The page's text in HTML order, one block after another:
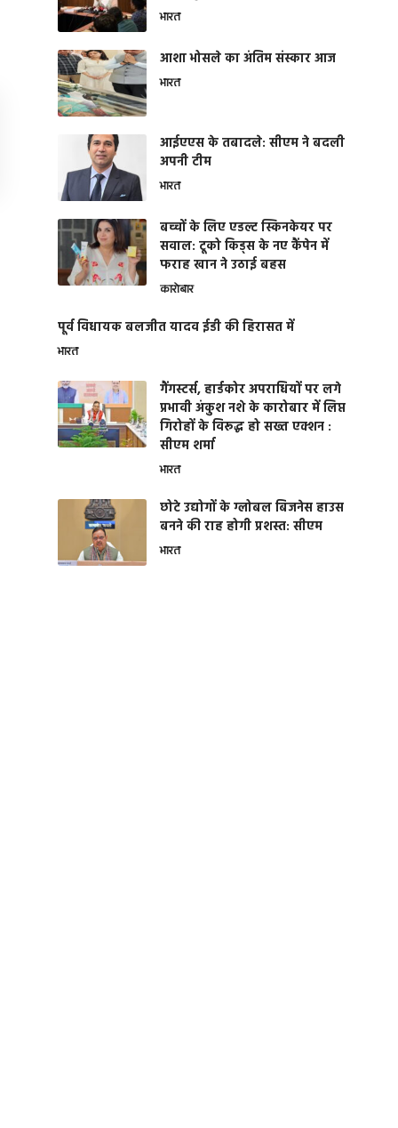
भारत
आशा भोसले का अंतिम संस्कार आज
भारत
आईएएस के तबादले: सीएम ने बदली
अपनी टीम
भारत
बच्चों के लिए एडल्ट स्किनकेयर पर
सवाल: टूको किड्स के नए कैंपेन में
फराह खान ने उठाई बहस
कारोबार
पूर्व विधायक बलजीत यादव ईडी की हिरासत में
भारत
गैंगस्टर्स, हार्डकोर अपराधियों पर लगे
प्रभावी अंकुश नशे के कारोबार में लिप्त
गिरोहों के विरूद्ध हो सख्त एक्शन :
सीएम शर्मा
भारत
छोटे उद्योगों के ग्लोबल बिजनेस हाउस
बनने की राह होगी प्रशस्त: सीएम
भारत